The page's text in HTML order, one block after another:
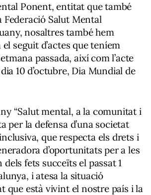
Ponent, entitat que també
Federació Salut Mental
nosaltres també hem
el seguit d’actes que teníem
passada, així com l’acte
10 d’octubre, Dia Mundial de
“Salut mental, a la comunitat i
per la defensa d’una societat
que respecta els drets i
d’oportunitats per a les
fets succeïts el passat 1
i atesa la situació
que està vivint el nostre país i la